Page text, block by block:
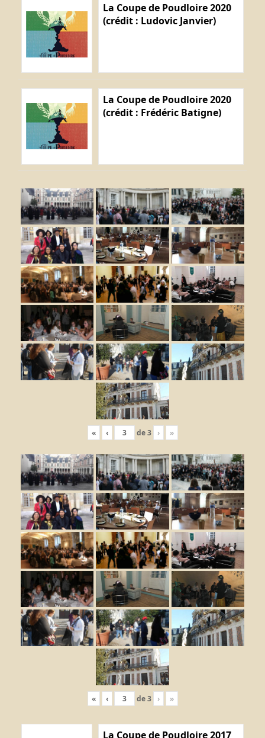
La Coupe de Poudloire 2020
(crédit : Ludovic Janvier)
La Coupe de Poudloire 2020
(crédit : Frédéric Batigne)
« ‹ de3 › »
« ‹ de3 › »
La Coupe de Poudloire 2017